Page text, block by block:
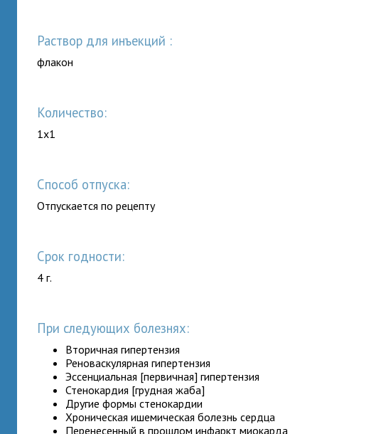
раствор для инъекций :
флакон
Количество:
1x1
Способ отпуска:
Отпускается по рецепту
Срок годности:
4 г.
При следующих болезнях:
Вторичная гипертензия
Реноваскулярная гипертензия
Эссенциальная [первичная] гипертензия
Стенокардия [грудная жаба]
Другие формы стенокардии
Хроническая ишемическая болезнь сердца
Перенесенный в прошлом инфаркт миокарда